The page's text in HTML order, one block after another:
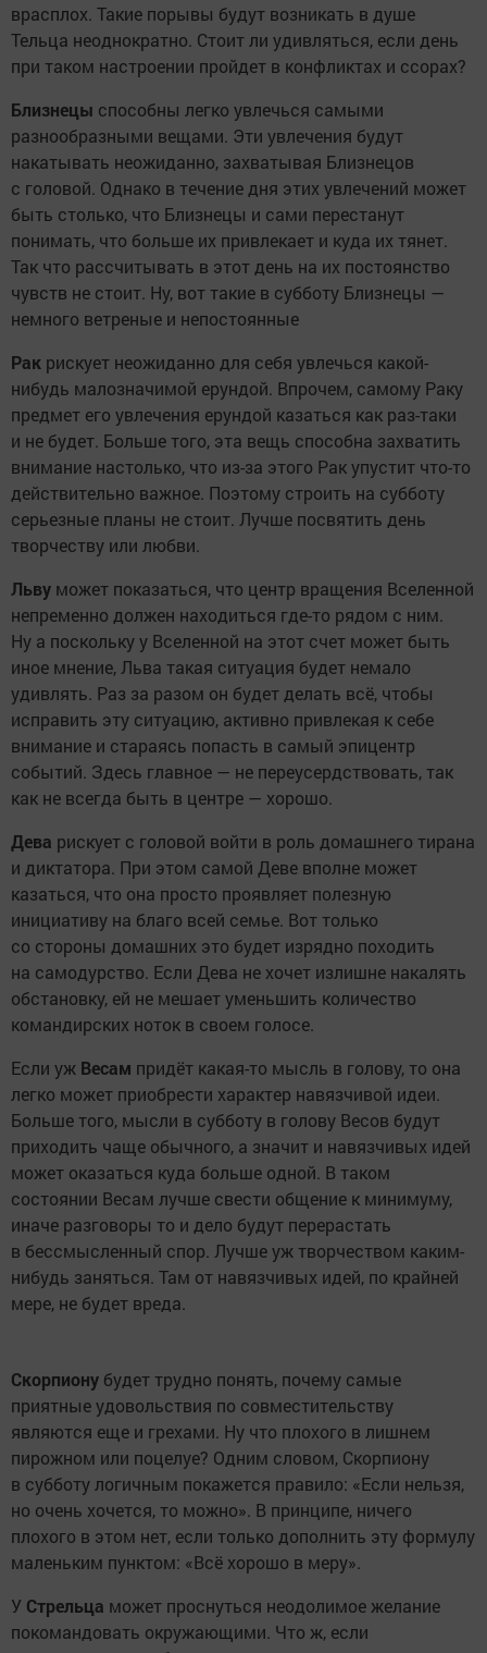
врасплох. Такие порывы будут возникать в душе
Тельца неоднократно. Стоит ли удивляться, если день
при таком настроении пройдет в конфликтах и ссорах?
Близнецы способны легко увлечься самыми
разнообразными вещами. Эти увлечения будут
накатывать неожиданно, захватывая Близнецов
с головой. Однако в течение дня этих увлечений может
быть столько, что Близнецы и сами перестанут
понимать, что больше их привлекает и куда их тянет.
Так что рассчитывать в этот день на их постоянство
чувств не стоит. Ну, вот такие в субботу Близнецы —
немного ветреные и непостоянные
Рак рискует неожиданно для себя увлечься какой-
нибудь малозначимой ерундой. Впрочем, самому Раку
предмет его увлечения ерундой казаться как раз-таки
и не будет. Больше того, эта вещь способна захватить
внимание настолько, что из-за этого Рак упустит что-то
действительно важное. Поэтому строить на субботу
серьезные планы не стоит. Лучше посвятить день
творчеству или любви.
Льву может показаться, что центр вращения Вселенной
непременно должен находиться где-то рядом с ним.
Ну а поскольку у Вселенной на этот счет может быть
иное мнение, Льва такая ситуация будет немало
удивлять. Раз за разом он будет делать всё, чтобы
исправить эту ситуацию, активно привлекая к себе
внимание и стараясь попасть в самый эпицентр
событий. Здесь главное — не переусердствовать, так
как не всегда быть в центре — хорошо.
Дева рискует с головой войти в роль домашнего тирана
и диктатора. При этом самой Деве вполне может
казаться, что она просто проявляет полезную
инициативу на благо всей семье. Вот только
со стороны домашних это будет изрядно походить
на самодурство. Если Дева не хочет излишне накалять
обстановку, ей не мешает уменьшить количество
командирских ноток в своем голосе.
Если уж Весам придёт какая-то мысль в голову, то она
легко может приобрести характер навязчивой идеи.
Больше того, мысли в субботу в голову Весов будут
приходить чаще обычного, а значит и навязчивых идей
может оказаться куда больше одной. В таком
состоянии Весам лучше свести общение к минимуму,
иначе разговоры то и дело будут перерастать
в бессмысленный спор. Лучше уж творчеством каким-
нибудь заняться. Там от навязчивых идей, по крайней
мере, не будет вреда.
Скорпиону будет трудно понять, почему самые
приятные удовольствия по совместительству
являются еще и грехами. Ну что плохого в лишнем
пирожном или поцелуе? Одним словом, Скорпиону
в субботу логичным покажется правило: «Если нельзя,
но очень хочется, то можно». В принципе, ничего
плохого в этом нет, если только дополнить эту формулу
маленьким пунктом: «Всё хорошо в меру».
У Стрельца может проснуться неодолимое желание
покомандовать окружающими. Что ж, если